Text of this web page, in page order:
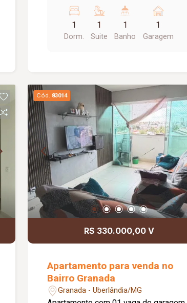
1
Dorm.
1
Suite
1
Banho
1
Garagem
Cód. 83014
R$ 330.000,00 V
Apartamento para venda no
Bairro Granada
Granada - Uberlândia/MG